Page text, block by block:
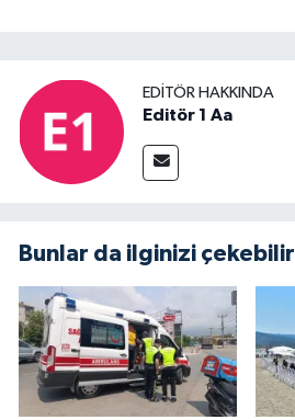
EDITÖR HAKKINDA
Editör 1 Aa
Bunlar da ilginizi çekebilir